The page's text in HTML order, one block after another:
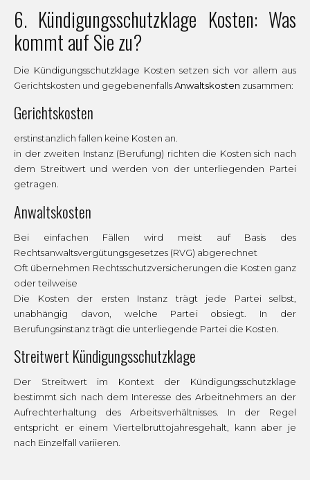
6. Kündigungsschutzklage Kosten: Was
kommt auf Sie zu?
Die Kündigungsschutzklage Kosten setzen sich vor allem aus
Gerichtskosten und gegebenenfallsAnwaltskosten zusammen:
Gerichtskosten
erstinstanzlich fallen keine Kosten an.
in der zweiten Instanz (Berufung) richten die Kosten sich nach
dem Streitwert und werden von der unterliegenden Partei
getragen.
Anwaltskosten
Bei einfachen Fällen wird meist auf Basis des
Rechtsanwaltsvergütungsgesetzes (RVG) abgerechnet
Oft übernehmen Rechtsschutzversicherungen die Kosten ganz
oder teilweise
Die Kosten der ersten Instanz trägt jede Partei selbst,
unabhängig davon, welche Partei obsiegt. In der
Berufungsinstanz trägt die unterliegende Partei die Kosten.
Streitwert Kündigungsschutzklage
Der Streitwert im Kontext der Kündigungsschutzklage
bestimmt sich nach dem Interesse des Arbeitnehmers an der
Aufrechterhaltung des Arbeitsverhältnisses. In der Regel
entspricht er einem Viertelbruttojahresgehalt, kann aber je
nach Einzelfall variieren.